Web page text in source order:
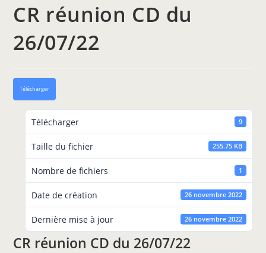
CR réunion CD du
26/07/22
Télécharger
Télécharger 9
Taille du fichier 255.75 KB
Nombre de fichiers 1
Date de création 26 novembre 2022
Dernière mise à jour 26 novembre 2022
CR réunion CD du 26/07/22